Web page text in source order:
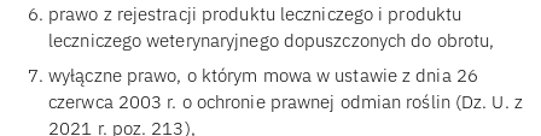
prawo z rejestracji produktu leczniczego i produktu
leczniczego weterynaryjnego dopuszczonych do obrotu,
wyłączne prawo, o którym mowa w ustawie z dnia 26
czerwca 2003 r. o ochronie prawnej odmian roślin (Dz. U. z
2021 r. poz. 213),